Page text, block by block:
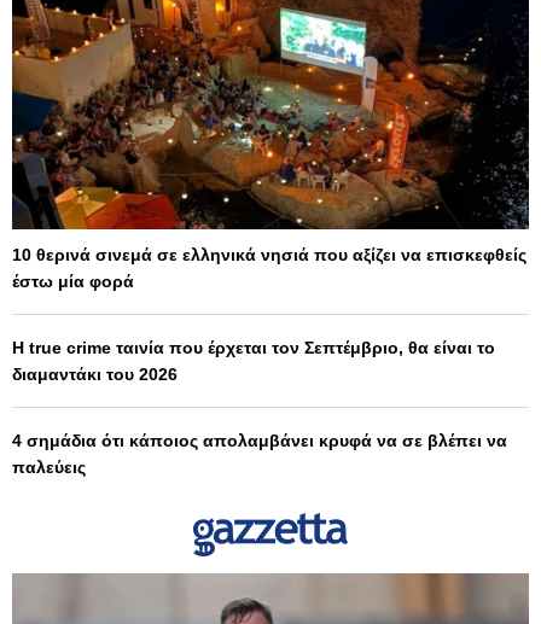
10 θερινά σινεμά σε ελληνικά νησιά που αξίζει να επισκεφθείς
έστω μία φορά
Η true crime ταινία που έρχεται τον Σεπτέμβριο, θα είναι το
διαμαντάκι του 2026
4 σημάδια ότι κάποιος απολαμβάνει κρυφά να σε βλέπει να
παλεύεις